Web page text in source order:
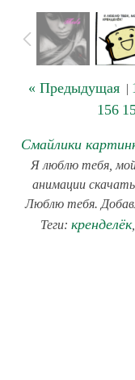
« Предыдущая|
156
Смайлики
Я люблю тебя, мой
анимации
Люблю тебя.
Теги: кренделёк,